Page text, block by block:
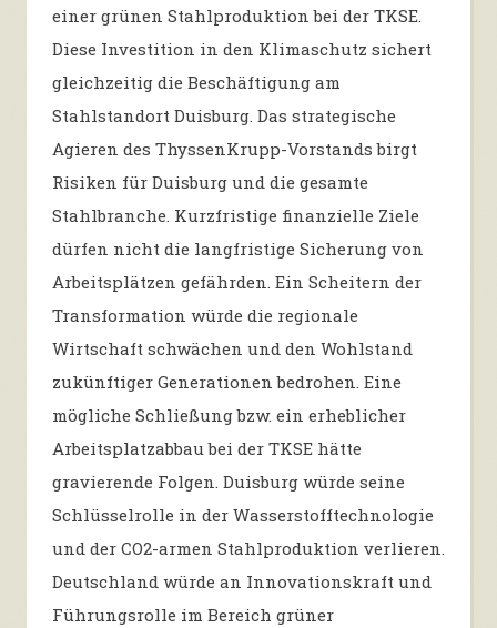
einer grünen Stahlproduktion bei der TKSE.
Diese Investition in den Klimaschutz sichert
gleichzeitig die Beschäftigung am
Stahlstandort Duisburg. Das strategische
Agieren des ThyssenKrupp-Vorstands birgt
Risiken für Duisburg und die gesamte
Stahlbranche. Kurzfristige finanzielle Ziele
dürfen nicht die langfristige Sicherung von
Arbeitsplätzen gefährden. Ein Scheitern der
Transformation würde die regionale
Wirtschaft schwächen und den Wohlstand
zukünftiger Generationen bedrohen. Eine
mögliche Schließung bzw. ein erheblicher
Arbeitsplatzabbau bei der TKSE hätte
gravierende Folgen. Duisburg würde seine
Schlüsselrolle in der Wasserstofftechnologie
und der CO2-armen Stahlproduktion verlieren.
Deutschland würde an Innovationskraft und
Führungsrolle im Bereich grüner